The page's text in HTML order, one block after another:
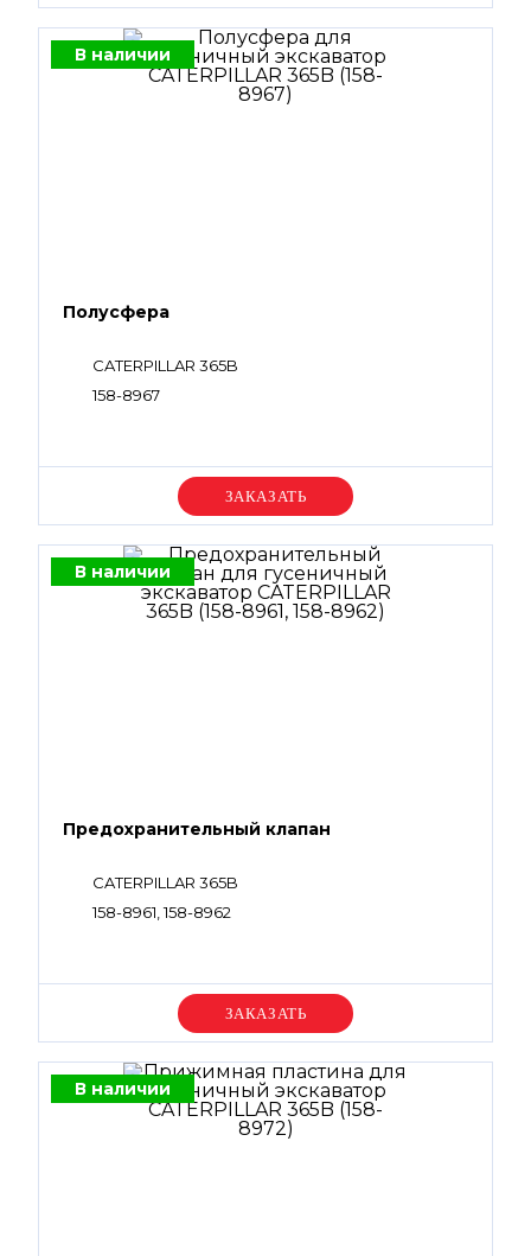
В наличии
Полусфера
CATERPILLAR 365B
158-8967
Уточняйте цену
В наличии
Предохранительный клапан
CATERPILLAR 365B
158-8961, 158-8962
Уточняйте цену
В наличии